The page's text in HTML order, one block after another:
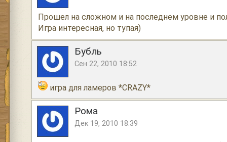
Прошел на сложном и на последнем уровне и
Игра интересная, но тупая)
Бубль
Сен 22, 2010 18:52
игра для ламеров *CRAZY*
Рома
Дек 19, 2010 18:39